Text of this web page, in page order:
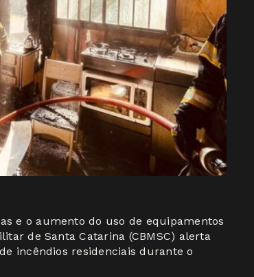
e o aumento do uso de equipamentos
de Santa Catarina (CBMSC) alerta
incêndios residenciais durante o